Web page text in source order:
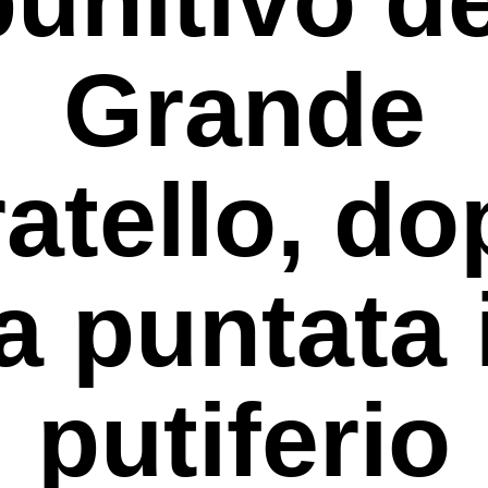
o ESC per uscire
Grande
puntata
putiferio